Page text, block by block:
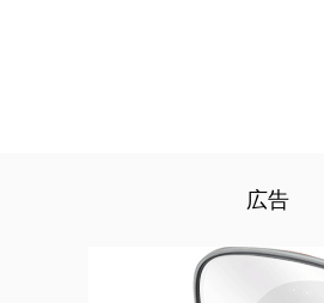
広告